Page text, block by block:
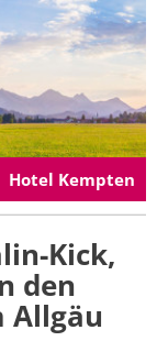
Hotel Kempten
Kick,
den
Allgäu